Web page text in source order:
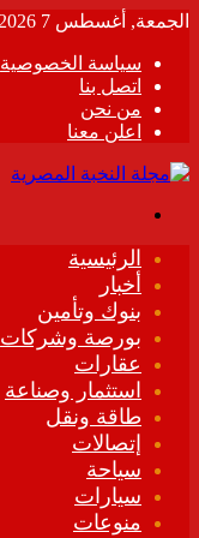
الجمعة, أغسطس 7 2026
سياسة الخصوصية
اتصل بنا
من نحن
اعلن معنا
الرئيسية
أخبار
بنوك وتأمين
بورصة وشركات
عقارات
استثمار وصناعة
طاقة ونقل
إتصالات
سياحة
سيارات
منوعات